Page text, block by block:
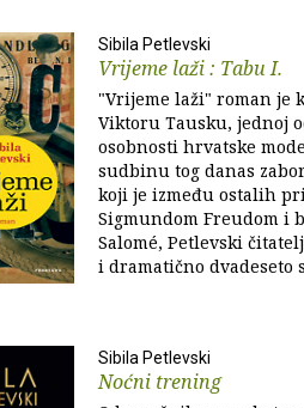
Sibila Petlevski
Vrijeme laži : Tabu I.
"Vrijeme laži" roman je
Viktoru Tausku, jednoj
osobnosti hrvatske
sudbinu tog danas
koji je između ostalih
Sigmundom Freudom i
Salomé, Petlevski
i dramatično dvadeseto
Sibila Petlevski
Noćni trening